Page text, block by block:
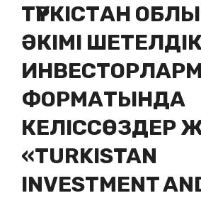
ТҮРКІСТАН
ӘКІМІ
ФОРМАТЫНДА
КЕЛІССӨЗДЕР
«TURKISTAN
INVESTMENT